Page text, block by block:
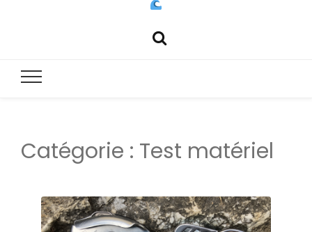
Catégorie : Test matériel